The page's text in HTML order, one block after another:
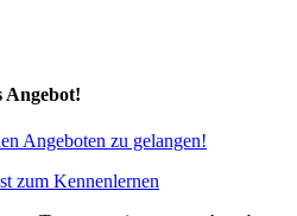
Angebot!
Angeboten zu gelangen!
zum Kennenlernen